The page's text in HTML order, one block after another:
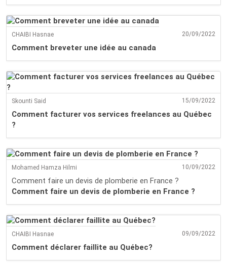
CHAIBI Hasnae 20/09/2022
Comment breveter une idée au canada
Skounti Said 15/09/2022
Comment facturer vos services freelances au Québec
?
Mohamed Hamza Hilmi 10/09/2022
Comment faire un devis de plomberie en France ?
Comment faire un devis de plomberie en France ?
CHAIBI Hasnae 09/09/2022
Comment déclarer faillite au Québec?